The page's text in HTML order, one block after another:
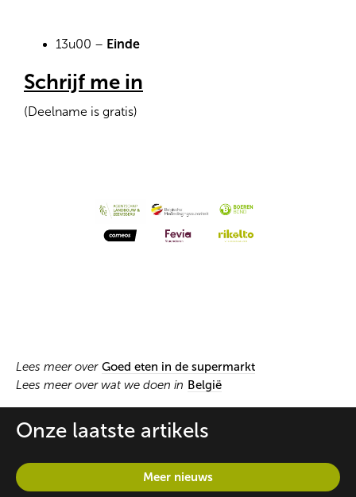
13u00 – Einde
Schrijf me in
(Deelname is gratis)
Lees meer over Goed eten in de supermarkt
Lees meer over wat we doen in België
Onze laatste artikels
Meer nieuws